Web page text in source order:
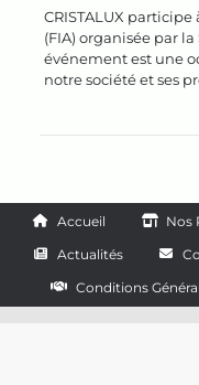
CRISTALUX
(FIA) organisée par
événement est une
notre société et ses
Accueil Nos
Actualités
Conditions